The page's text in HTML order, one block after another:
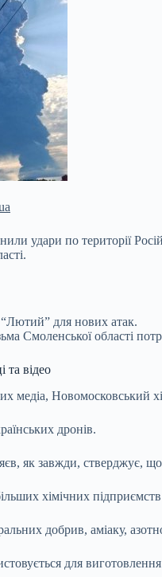
удари по території
для нових атак.
Смоленської області
та відео
медіа, Новомосковський
дронів.
як завжди, стверджує,
хімічних підприємств
добрив, аміаку,
для